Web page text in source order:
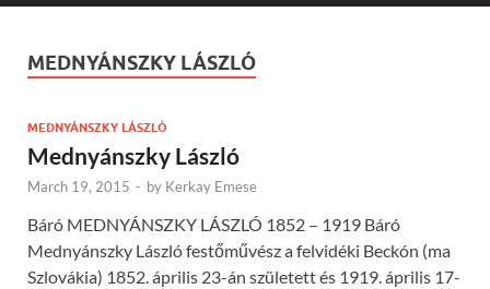
MEDNYÁNSZKY LÁSZLÓ
MEDNYÁNSZKY LÁSZLÓ
Mednyánszky László
March 19, 2015 - by Kerkay Emese
Báró MEDNYÁNSZKY LÁSZLÓ 1852 – 1919 Báró
Mednyánszky László festőművész a felvidéki Beckón (ma
Szlovákia) 1852. április 23-án született és 1919. április 17-